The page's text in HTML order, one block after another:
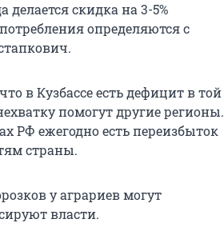
делается скидка на 3-5%
определяются с
в Кузбассе есть дефицит в той
помогут другие регионы.
РФ ежегодно есть переизбыток
страны.
у аграриев могут
власти.